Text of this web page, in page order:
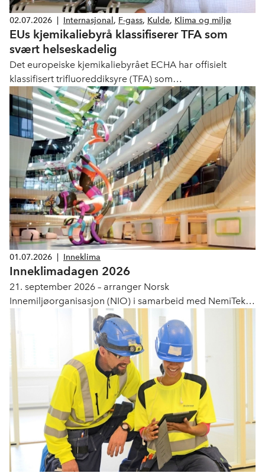
02.07.2026 Internasjonal , F-gass, Kulde, Klima og miljø
EUs kjemikaliebyrå klassifiserer TFA som
svært helseskadelig
Det europeiske kjemikaliebyrået ECHA har offisielt
klassifisert trifluoreddiksyre (TFA) som
reproduksjonstoksisk (kategori 1B), og konkluderer med
at stoffet «kan skade det ufødte barnet» og er «mistenkt
for å skade fruktbarheten». R-1234yf (HFO) er i dag den
største kilden til menneskeskapt TFA fra kuldebransjen.
01.07.2026 Inneklima
Inneklimadagen 2026
21. september 2026 – arranger Norsk
Innemiljøorganisasjon (NIO) i samarbeid med NemiTek
én hel dag viet til kunnskap, forskning og praksis innen
inneklima, og en markering av 25 år med NIO.